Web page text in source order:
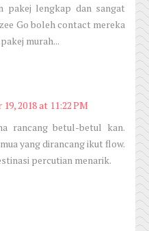
pakej lengkap dan sangat
Go boleh contact mereka
murah...
2018 at 11:22 PM
rancang betul-betul kan.
yang dirancang ikut flow.
percutian menarik.